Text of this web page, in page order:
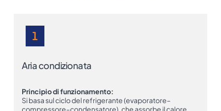
Aria condizionata
Principio di funzionamento:
Si basa sul ciclo del refrigerante (evaporatore–
compressore–condensatore), che assorbe il calore